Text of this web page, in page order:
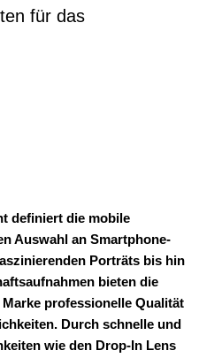
für das
definiert die mobile
Auswahl an Smartphone-
Porträts bis hin
bieten die
professionelle Qualität
Durch schnelle und
wie den Drop-In Lens